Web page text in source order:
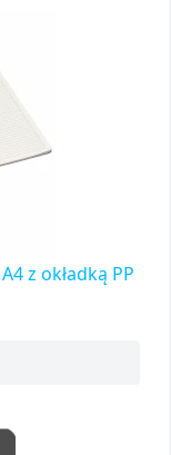
z okładką PP